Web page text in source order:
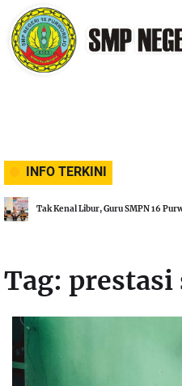
the
content
INFO TERKINI
Tak Kenal Libur, Guru SMPN 16
Tag: prestasi